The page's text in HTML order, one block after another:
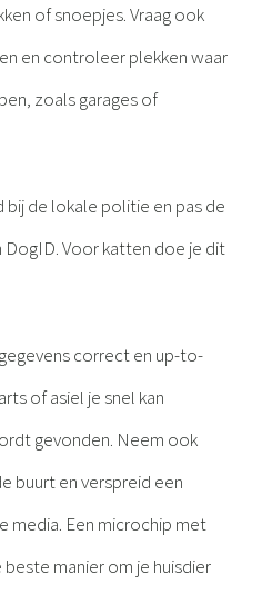
of snoepjes. Vraag ook
en controleer plekken waar
zoals garages of
de lokale politie en pas de
DogID. Voor katten doe je dit
correct en up-to-
of asiel je snel kan
gevonden. Neem ook
buurt en verspreid een
Een microchip met
manier om je huisdier